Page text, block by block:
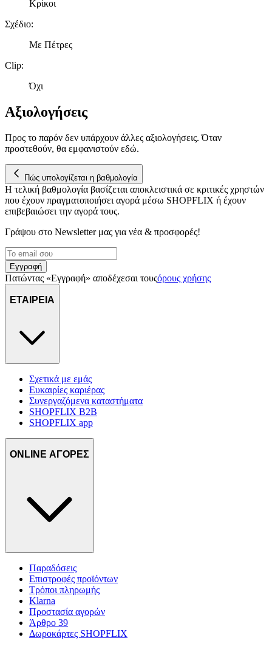
Κρίκοι
Σχέδιο:
Με Πέτρες
Clip:
Όχι
Αξιολογήσεις
Προς το παρόν δεν υπάρχουν άλλες αξιολογήσεις. Όταν
προστεθούν, θα εμφανιστούν εδώ.
Πώς υπολογίζεται η βαθμολογία
Η τελική βαθμολογία βασίζεται αποκλειστικά σε κριτικές χρηστών
που έχουν πραγματοποιήσει αγορά μέσω SHOPFLIX ή έχουν
επιβεβαιώσει την αγορά τους.
Γράψου στο Νewsletter μας για νέα & προσφορές!
Εγγραφή
Πατώντας «Εγγραφή» αποδέχεσαι τουςόρους χρήσης
ΕΤΑΙΡΕΙΑ
Σχετικά με εμάς
Ευκαιρίες καριέρας
Συνεργαζόμενα καταστήματα
SHOPFLIX B2B
SHOPFLIX app
ONLINE ΑΓΟΡΕΣ
Παραδόσεις
Επιστροφές προϊόντων
Τρόποι πληρωμής
Klarna
Προστασία αγορών
Άρθρο 39
Δωροκάρτες SHOPFLIX